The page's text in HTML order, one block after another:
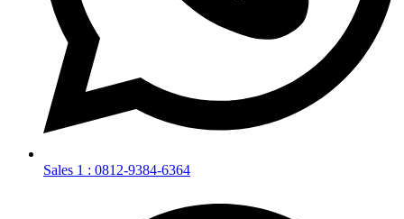
Sales 1 : 0812-9384-6364